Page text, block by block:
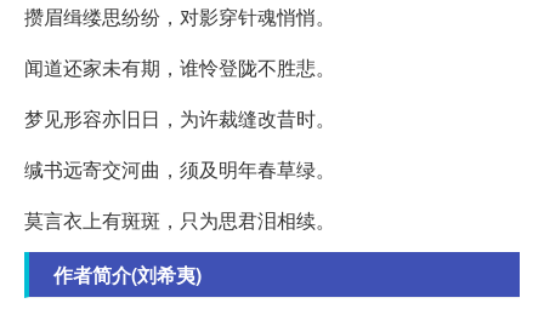
攒眉缉缕思纷纷，对影穿针魂悄悄。
闻道还家未有期，谁怜登陇不胜悲。
梦见形容亦旧日，为许裁缝改昔时。
缄书远寄交河曲，须及明年春草绿。
莫言衣上有斑斑，只为思君泪相续。
作者简介(刘希夷)